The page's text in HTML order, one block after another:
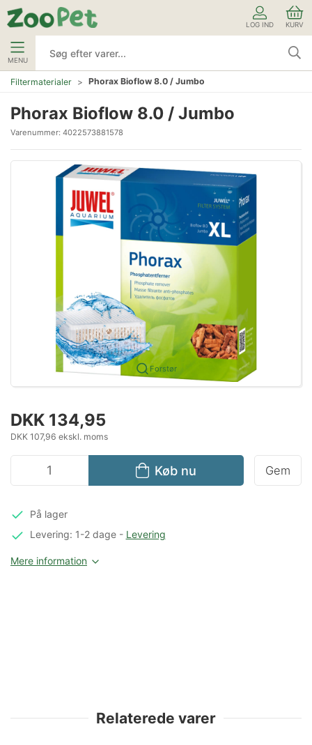
LOG IND KURV
MENU
Filtermaterialer Phorax Bioflow 8.0 / Jumbo
Phorax Bioflow 8.0 / Jumbo
Varenummer: 4022573881578
Forstør
DKK 134,95
DKK 107,96 ekskl. moms
Køb nu Gem
På lager
Levering: 1-2 dage- Levering
Mere information
Relaterede varer